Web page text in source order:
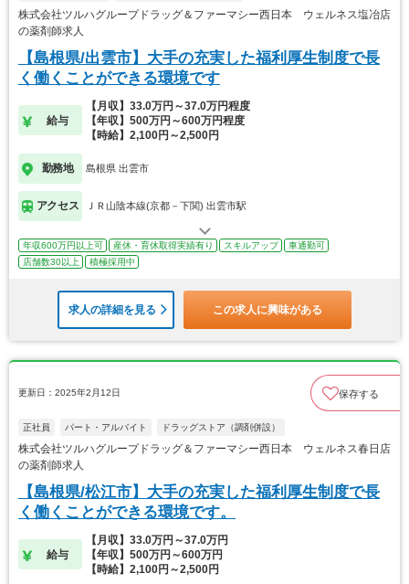
株式会社ツルハグループドラッグ＆ファーマシー西日本 ウェルネス塩冶店
の薬剤師求人
【島根県/出雲市】大手の充実した福利厚生制度で長
く働くことができる環境です
給与
【月収】33.0万円～37.0万円程度
【年収】500万円～600万円程度
【時給】2,100円～2,500円
勤務地 島根県 出雲市
アクセス ＪＲ山陰本線(京都－下関) 出雲市駅
年収600万円以上可 産休・育休取得実績有り スキルアップ
車通勤可
店舗数30以上
積極採用中
求人の詳細を見る この求人に興味がある
更新日：2025年2月12日 保存する
正社員 パート・アルバイト ドラッグストア（調剤併設）
株式会社ツルハグループドラッグ＆ファーマシー西日本 ウェルネス春日店
の薬剤師求人
【島根県/松江市】大手の充実した福利厚生制度で長
く働くことができる環境です。
給与
【月収】33.0万円～37.0万円
【年収】500万円～600万円
【時給】2,100円～2,500円